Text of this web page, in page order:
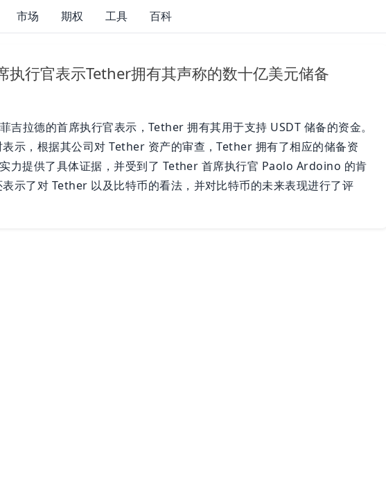
市场 期权 工具 百科
执行官表示Tether拥有其声称的数十亿美元储备
拉德的首席执行官表示，Tether 拥有其用于支持 USDT 储备的资金。
示，根据其公司对 Tether 资产的审查，Tether 拥有了相应的储备资
力提供了具体证据，并受到了 Tether 首席执行官 Paolo Ardoino 的肯
示了对 Tether 以及比特币的看法，并对比特币的未来表现进行了评